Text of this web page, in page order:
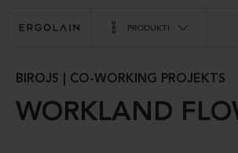
PRODUKTI
BIROJS | CO-WORKING PROJEKTS
WORKLAND